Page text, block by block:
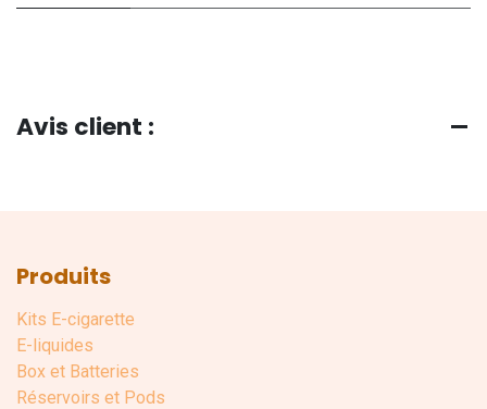
Avis client :
Produits
Kits E-cigarette
E-liquides
Box et Batteries
Réservoirs et Pods